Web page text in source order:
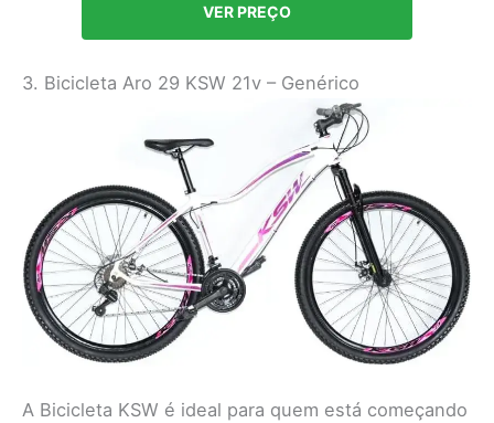
VER PREÇO
3. Bicicleta Aro 29 KSW 21v – Genérico
A Bicicleta KSW é ideal para quem está começando